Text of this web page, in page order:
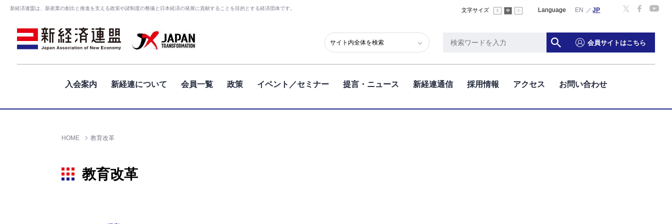
新経済連盟は、新産業の創出と推進を支える政策や諸制度の整備と日本経済の発展に貢献することを目的とする経済団体です。 文字サイズ 大 中 小 Language
会員サイトはこちら
入会案内 新経連について 会員一覧 政策 イベント／セミナー 提言・ニュース 新経連通信 採用情報 アクセス お問い合わせ
HOME 教育改革
教育改革